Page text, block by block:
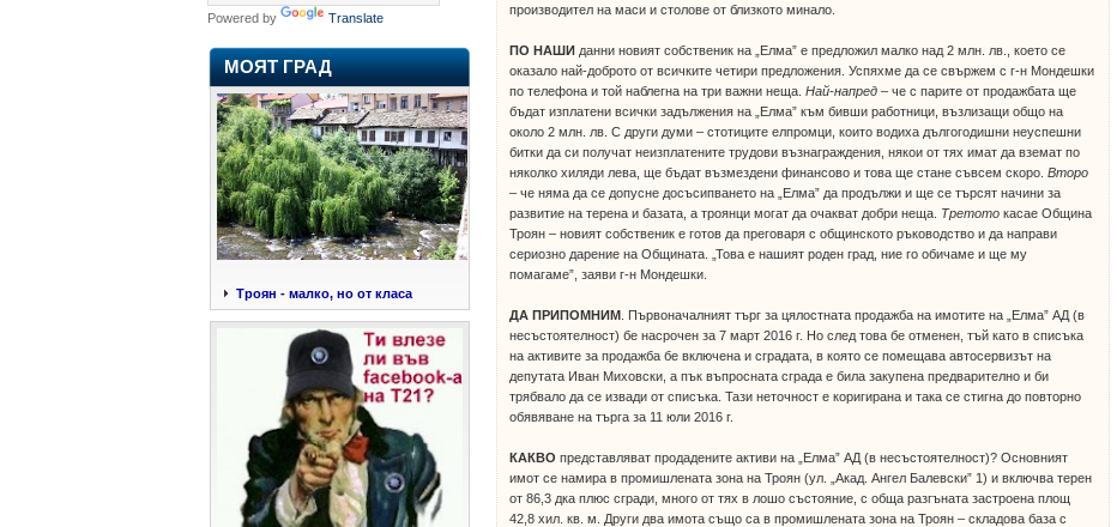
Powered by Translate
МОЯТ ГРАД
Троян - малко, но от класа
производител на маси и столове от близкото минало.
ПО НАШИ данни новият собственик на „Елма” е предложил малко над 2 млн. лв., което се
оказало най-доброто от всичките четири предложения. Успяхме да се свържем с г-н Мондешки
по телефона и той наблегна на три важни неща.Най-напред – че с парите от продажбата ще
бъдат изплатени всички задължения на „Елма” към бивши работници, възлизащи общо на
около 2 млн. лв. С други думи – стотиците елпромци, които водиха дългогодишни неуспешни
битки да си получат неизплатените трудови възнаграждения, някои от тях имат да вземат по
няколко хиляди лева, ще бъдат възмездени финансово и това ще стане съвсем скоро.Второ
– че няма да се допусне досъсипването на „Елма” да продължи и ще се търсят начини за
развитие на терена и базата, а троянци могат да очакват добри неща. Третото касае Община
Троян – новият собственик е готов да преговаря с общинското ръководство и да направи
сериозно дарение на Общината. „Това е нашият роден град, ние го обичаме и ще му
помагаме”, заяви г-н Мондешки.
ДА ПРИПОМНИМ . Първоначалният търг за цялостната продажба на имотите на „Елма” АД (в
несъстоятелност) бе насрочен за 7 март 2016 г. Но след това бе отменен, тъй като в списъка
на активите за продажба бе включена и сградата, в която се помещава автосервизът на
депутата Иван Миховски, а пък въпросната сграда е била закупена предварително и би
трябвало да се извади от списъка. Тази неточност е коригирана и така се стигна до повторно
обявяване на търга за 11 юли 2016 г.
КАКВО представляват продадените активи на „Елма” АД (в несъстоятелност)? Основният
имот се намира в промишлената зона на Троян (ул. „Акад. Ангел Балевски” 1) и включва терен
от 86,3 дка плюс сгради, много от тях в лошо състояние, с обща разгъната застроена площ
42,8 хил. кв. м. Други два имота също са в промишлената зона на Троян – складова база с